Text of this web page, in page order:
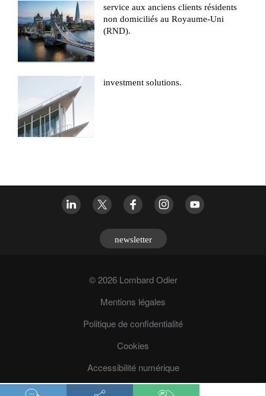
service aux anciens clients résidents
non domiciliés au Royaume-Uni
(RND).
investment solutions.
newsletter
© 2026 Lombard Odier
Mentions légales
Politique de confidentialité
Cookies
Accessibilité numérique
Prévention des fraudes